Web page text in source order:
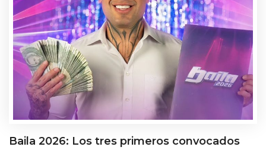
Baila 2026: Los tres primeros convocados